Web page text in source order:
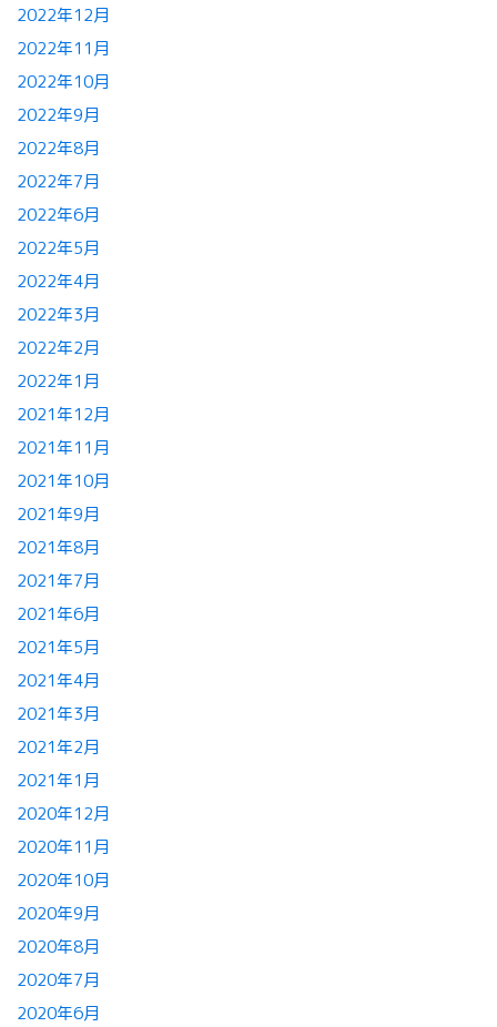
2022年12月
2022年11月
2022年10月
2022年9月
2022年8月
2022年7月
2022年6月
2022年5月
2022年4月
2022年3月
2022年2月
2022年1月
2021年12月
2021年11月
2021年10月
2021年9月
2021年8月
2021年7月
2021年6月
2021年5月
2021年4月
2021年3月
2021年2月
2021年1月
2020年12月
2020年11月
2020年10月
2020年9月
2020年8月
2020年7月
2020年6月